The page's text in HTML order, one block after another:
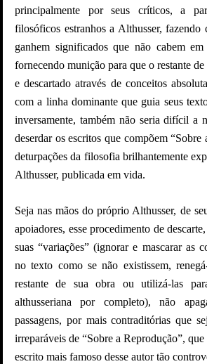
principalmente por seus críticos, a
filosóficos estranhos a Althusser, fazendo
ganhem significados que não cabem
fornecendo munição para que o restante
e descartado através de conceitos
com a linha dominante que guia seus
inversamente, também não seria difícil a
deserdar os escritos que compõem “Sobre
deturpações da filosofia brilhantemente
Althusser, publicada em vida.
Seja nas mãos do próprio Althusser, de
apoiadores, esse procedimento de
suas “variações” (ignorar e mascarar as
no texto como se não existissem,
restante de sua obra ou utilizá-las
althusseriana por completo), não
passagens, por mais contraditórias que
irreparáveis de “Sobre a Reprodução”,
escrito mais famoso desse autor tão